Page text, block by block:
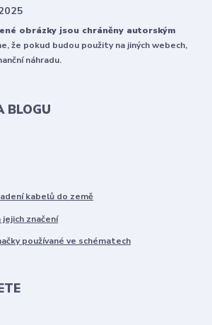
obrázky jsou chráněny autorským
že pokud budou použity na jiných webech,
náhradu.
BLOGU
kabelů do země
značení
používané ve schématech